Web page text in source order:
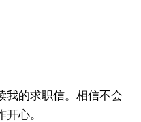
的求职信。相信不会
心。